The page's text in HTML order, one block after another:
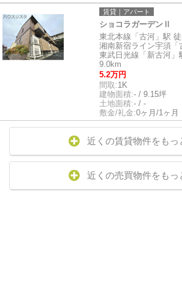
賃貸｜アパート
ショコラガーデンⅡ
東北本線「古河」駅
湘南新宿ライン宇須「
東武日光線「新古河」
9.0km
5.2万円
間取:1K
建物面積:- / 9.15坪
土地面積:- / -
敷金/礼金:0ヶ月/1ヶ月
近くの賃貸物件をもっ
近くの売買物件をもっ